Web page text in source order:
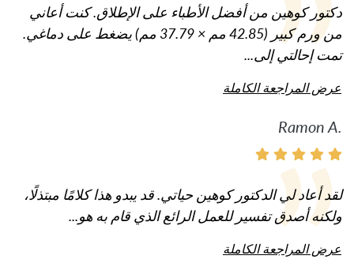
دكتور كوهين من أفضل الأطباء على الإطلاق. كنت أعاني
من ورم كبير (42.85 مم × 37.79 مم) يضغط على دماغي.
تمت إحالتي إلى...
عرض المراجعة الكاملة
Ramon A.
لقد أعاد لي الدكتور كوهين حياتي. قد يبدو هذا كلامًا مبتذلًا،
ولكنه أصدق تفسير للعمل الرائع الذي قام به هو...
عرض المراجعة الكاملة